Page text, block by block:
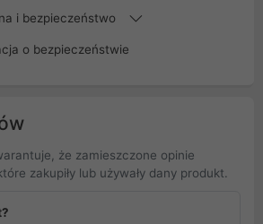
i bezpieczeństwo
o bezpieczeństwie
że zamieszczone opinie
zakupiły lub używały dany produkt.